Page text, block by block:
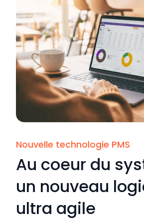
Nouvelle technologie PMS
Au coeur du
un nouveau
ultra agile